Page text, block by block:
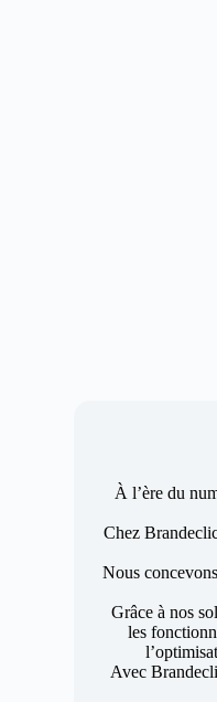
À l’ère du
Chez
Nous
Grâce à nos
les
Avec